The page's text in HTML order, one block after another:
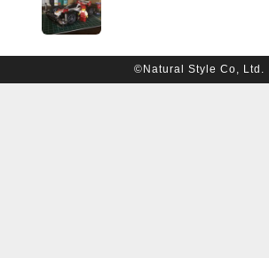
©Natural Style Co, Ltd.